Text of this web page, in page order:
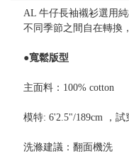
AL 牛仔長袖襯衫選用
不同季節之間自在轉換
●寬鬆版型
主面料：100% cotton
模特: 6'2.5"/189cm ，試
洗滌建議：翻面機洗